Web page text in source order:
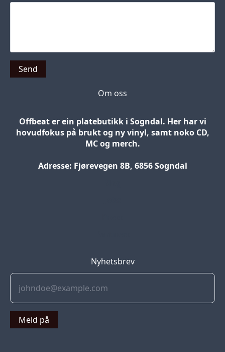
Send
Om oss
Offbeat er ein platebutikk i Sogndal. Her har vi
hovudfokus på brukt og ny vinyl, samt noko CD,
MC og merch.
Adresse: Fjørevegen 8B, 6856 Sogndal
Nyhetsbrev
Meld på